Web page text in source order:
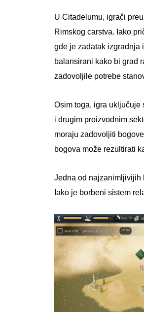
U Citadelumu, igrači
Rimskog carstva. Iako
gde je zadatak izgradnja
balansirani kako bi grad
zadovoljile potrebe
Osim toga, igra uključuje
i drugim proizvodnim
moraju zadovoljiti
bogova može rezultirati
Jedna od najzanimljivijih
Iako je borbeni sistem